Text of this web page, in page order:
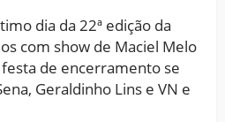
dia da 22ª edição da
com show de Maciel Melo
de encerramento se
Geraldinho Lins e VN e